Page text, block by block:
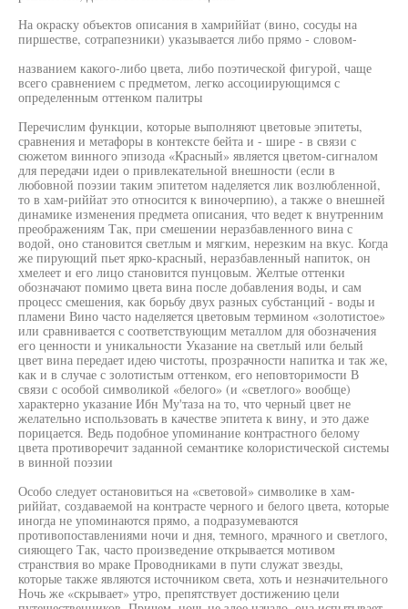
На окраску объектов описания в хамриййат (вино, сосуды на
пиршестве, сотрапезники) указывается либо прямо - словом-
названием какого-либо цвета, либо поэтической фигурой, чаще
всего сравнением с предметом, легко ассоциирующимся с
определенным оттенком палитры
Перечислим функции, которые выполняют цветовые эпитеты,
сравнения и метафоры в контексте бейта и - шире - в связи с
сюжетом винного эпизода «Красный» является цветом-сигналом
для передачи идеи о привлекательной внешности (если в
любовной поэзии таким эпитетом наделяется лик возлюбленной,
то в хам-риййат это относится к виночерпию), а также о внешней
динамике изменения предмета описания, что ведет к внутренним
преображениям Так, при смешении неразбавленного вина с
водой, оно становится светлым и мягким, нерезким на вкус. Когда
же пирующий пьет ярко-красный, неразбавленный напиток, он
хмелеет и его лицо становится пунцовым. Желтые оттенки
обозначают помимо цвета вина после добавления воды, и сам
процесс смешения, как борьбу двух разных субстанций - воды и
пламени Вино часто наделяется цветовым термином «золотистое»
или сравнивается с соответствующим металлом для обозначения
его ценности и уникальности Указание на светлый или белый
цвет вина передает идею чистоты, прозрачности напитка и так же,
как и в случае с золотистым оттенком, его неповторимости В
связи с особой символикой «белого» (и «светлого» вообще)
характерно указание Ибн Му'таза на то, что черный цвет не
желательно использовать в качестве эпитета к вину, и это даже
порицается. Ведь подобное упоминание контрастного белому
цвета противоречит заданной семантике колористической системы
в винной поэзии
Особо следует остановиться на «световой» символике в хам-
риййат, создаваемой на контрасте черного и белого цвета, которые
иногда не упоминаются прямо, а подразумеваются
противопоставлениями ночи и дня, темного, мрачного и светлого,
сияющего Так, часто произведение открывается мотивом
странствия во мраке Проводниками в пути служат звезды,
которые также являются источником света, хоть и незначительного
Ночь же «скрывает» утро, препятствует достижению цели